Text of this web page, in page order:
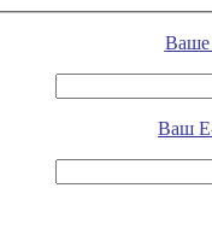
Ваше
Ваш